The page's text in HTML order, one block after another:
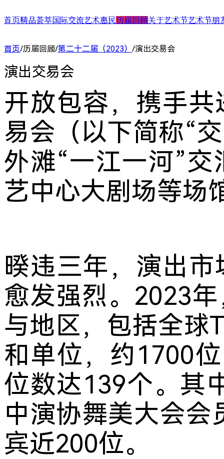
首页精品荟萃
舞台演出
展/博览
城市联动
ARTRA自定艺
国际交流
国际演艺大会
国际对话
艺术惠民
艺术天空
艺术教育
历届回顾
第二十四届（2025）
第二十三届（2024）
关于艺术节
艺术节介绍
艺术节中心介绍
艺术节朋
首页/历届回顾/第二十二届（2023） /演出交易会
演出交易会
开放包容，携手
易会（以下简称“
外滩“一江一河”
艺中心大剧场等场
暌违三年，演出
愈发强烈。2023
与地区，包括全球
和单位，约1700
位数达139个。其
中演协舞美大会
宾近200位。